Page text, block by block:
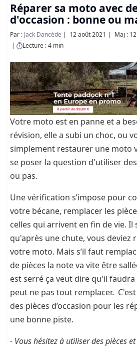
Réparer sa moto avec
d'occasion : bonne ou
Par : Jack Dancède 12 août 2021
Maj :
Lecture : 4 min
Votre moto est en panne et a
révision, elle a subi un choc, ou
simplement restaurer une moto
se poser la question d'utiliser
ou pas.
Une vérification s’impose pour
votre bécane, remplacer les
celles qui arrivent en fin de vie. Il
qu'après une chute, vous deviez
votre moto. Mais s’il faut
de pièces la note va vite être
est serré ça veut dire qu'il
peut ne pas tout remplacer.
des pièces d’occasion pour les
une bonne piste.
- Vous hésitez à utiliser des pièces